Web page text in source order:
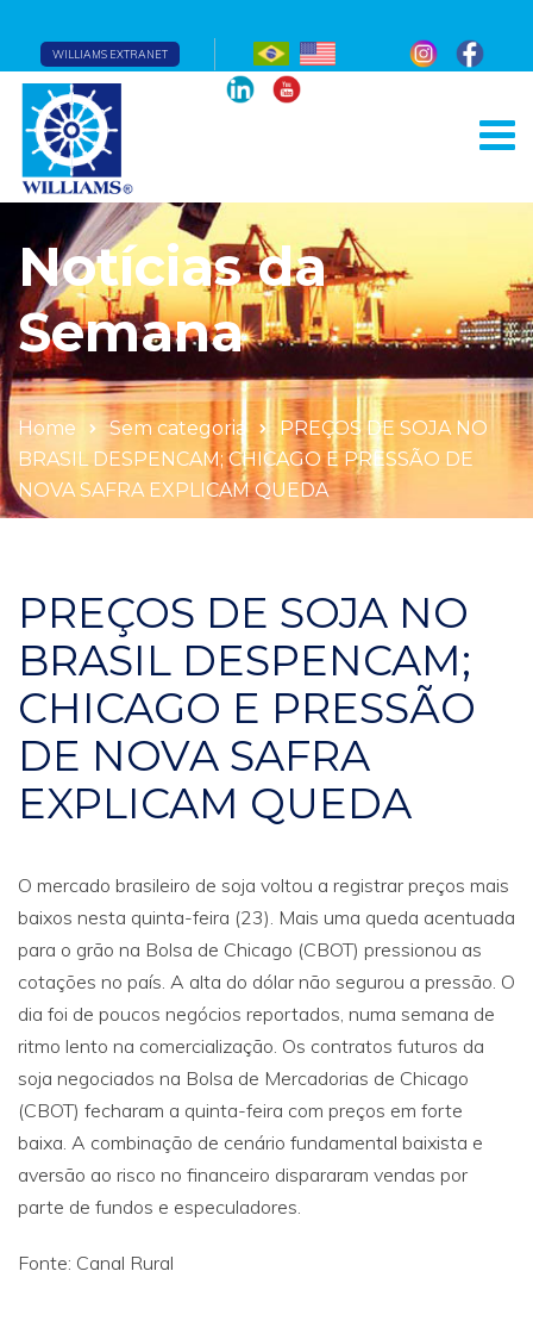
WILLIAMS EXTRANET
Notícias da
Semana
Home Sem categoria
PREÇOS DE SOJA NO
BRASIL DESPENCAM; CHICAGO E PRESSÃO DE
NOVA SAFRA EXPLICAM QUEDA
PREÇOS DE SOJA NO
BRASIL DESPENCAM;
CHICAGO E PRESSÃO
DE NOVA SAFRA
EXPLICAM QUEDA
O mercado brasileiro de soja voltou a registrar preços mais
baixos nesta quinta-feira (23). Mais uma queda acentuada
para o grão na Bolsa de Chicago (CBOT) pressionou as
cotações no país. A alta do dólar não segurou a pressão. O
dia foi de poucos negócios reportados, numa semana de
ritmo lento na comercialização. Os contratos futuros da
soja negociados na Bolsa de Mercadorias de Chicago
(CBOT) fecharam a quinta-feira com preços em forte
baixa. A combinação de cenário fundamental baixista e
aversão ao risco no financeiro dispararam vendas por
parte de fundos e especuladores.
Fonte: Canal Rural